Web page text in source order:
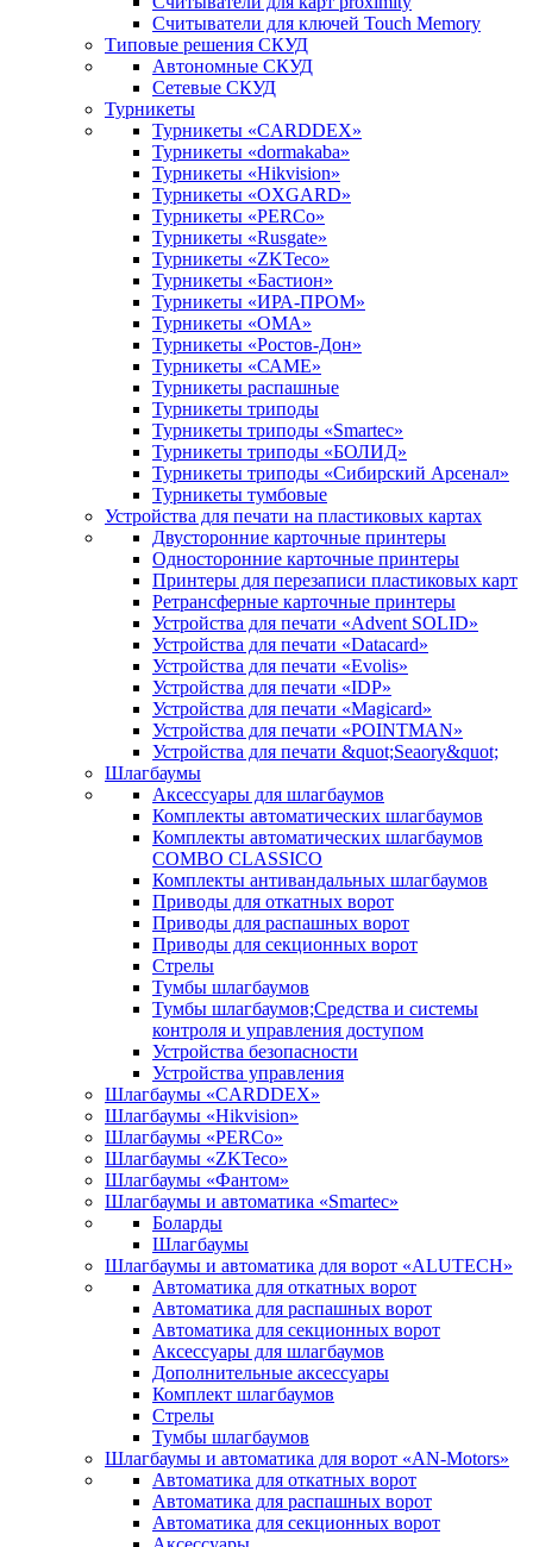
Считыватели для ключей Touch Memory
Типовые решения СКУД
Автономные СКУД
Сетевые СКУД
Турникеты
Турникеты «CARDDEX»
Турникеты «dormakaba»
Турникеты «Hikvision»
Турникеты «OXGARD»
Турникеты «PERCo»
Турникеты «Rusgate»
Турникеты «ZKTeco»
Турникеты «Бастион»
Турникеты «ИРА-ПРОМ»
Турникеты «ОМА»
Турникеты «Ростов-Дон»
Турникеты «САМЕ»
Турникеты распашные
Турникеты триподы
Турникеты триподы «Smartec»
Турникеты триподы «БОЛИД»
Турникеты триподы «Сибирский Арсенал»
Турникеты тумбовые
Устройства для печати на пластиковых картах
Двусторонние карточные принтеры
Односторонние карточные принтеры
Принтеры для перезаписи пластиковых карт
Ретрансферные карточные принтеры
Устройства для печати «Advent SOLID»
Устройства для печати «Datacard»
Устройства для печати «Evolis»
Устройства для печати «IDP»
Устройства для печати «Magicard»
Устройства для печати «POINTMAN»
Устройства для печати &quot;Seaory&quot;
Шлагбаумы
Аксессуары для шлагбаумов
Комплекты автоматических шлагбаумов
Комплекты автоматических шлагбаумов
COMBO CLASSICO
Комплекты антивандальных шлагбаумов
Приводы для откатных ворот
Приводы для распашных ворот
Приводы для секционных ворот
Стрелы
Тумбы шлагбаумов
Тумбы шлагбаумов;Средства и системы
контроля и управления доступом
Устройства безопасности
Устройства управления
Шлагбаумы «CARDDEX»
Шлагбаумы «Hikvision»
Шлагбаумы «PERCo»
Шлагбаумы «ZKTeco»
Шлагбаумы «Фантом»
Шлагбаумы и автоматика «Smartec»
Боларды
Шлагбаумы
Шлагбаумы и автоматика для ворот «ALUTECH»
Автоматика для откатных ворот
Автоматика для распашных ворот
Автоматика для секционных ворот
Аксессуары для шлагбаумов
Дополнительные аксессуары
Комплект шлагбаумов
Стрелы
Тумбы шлагбаумов
Шлагбаумы и автоматика для ворот «AN-Motors»
Автоматика для откатных ворот
Автоматика для распашных ворот
Автоматика для секционных ворот